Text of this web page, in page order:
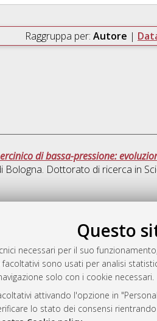
Questo
necessari per il suo
sono usati per analisi
solo con i cookie necessari.
attivando l'opzione in
lo stato dei consensi
Raggruppa per: Autore |
di bassa-pressione:
Bologna. Dottorato di ricerca in
AMS Dottorato
ISSN: 2038-7946
Servizio implementato e gestito
Impostazioni Cookie
Informativa sulla privacy
Condizioni d’uso del sito